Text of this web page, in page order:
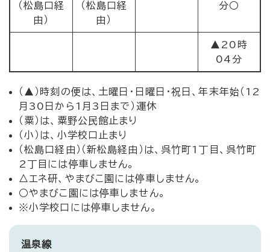
（松島口経
由）
（松島口経
由）
分○
▲20時
04分
（▲）時刻の便は、土曜日・日曜日・祝日、年末年始（12
月30日から1月3日まで）運休
（粟）は、粟野公民館止まり
（小）は、小学校口止まり
（松島口経由）（新松島経由）は、呉竹町1丁目、呉竹町
2丁目には停車しません。
△エネ研、やまびこ園には停車しません。
○やまびこ園には停車しません。
※小学校口には停車しません。
温泉線